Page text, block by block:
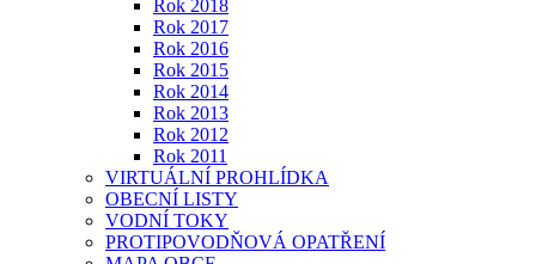
Rok 2018
Rok 2017
Rok 2016
Rok 2015
Rok 2014
Rok 2013
Rok 2012
Rok 2011
VIRTUÁLNÍ PROHLÍDKA
OBECNÍ LISTY
VODNÍ TOKY
PROTIPOVODŇOVÁ OPATŘENÍ